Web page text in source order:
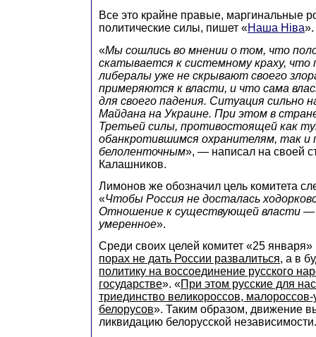
Все это крайне правые, маргинальные
политические силы, пишет «Наша Нiва».
«Мы сошлись во мнении о том, что
скатывается к системному краху, что
либералы уже не скрывают своего
примеряются к власти, и что сама
для своего падения. Ситуация сильно
Майдана на Украине. При этом в
Третьей силы, противостоящей как
обанкротившимся охранителям, так и
белоленточным», — написал на своей
Калашников.
Лимонов же обозначил цель комитета
«Чтобы Россия не досталась
Отношение к существующей власти —
умеренное».
Среди своих целей комитет «25
порах не дать России развалиться, а в
политику на воссоединение русского
государстве». «При этом русские для
триединство великороссов,
белорусов». Таким образом, движение
ликвидацию белорусской независимости.